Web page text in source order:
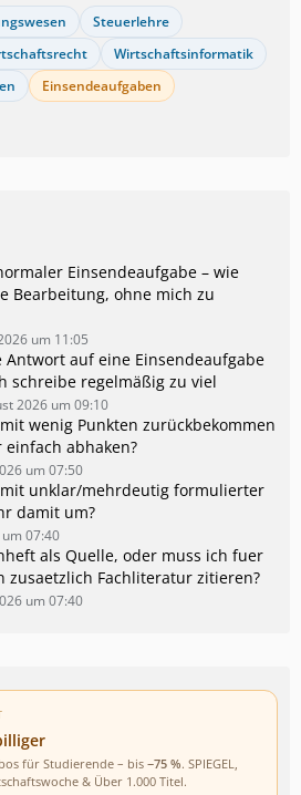
Steuerlehre
Wirtschaftsinformatik
Einsendeaufgaben
Einsendeaufgabe – wie
Bearbeitung, ohne mich zu
um 11:05
Antwort auf eine Einsendeaufgabe
schreibe regelmäßig zu viel
2026 um 09:10
wenig Punkten zurückbekommen
abhaken?
um 07:50
unklar/mehrdeutig formulierter
damit um?
um 07:40
als Quelle, oder muss ich fuer
zusaetzlich Fachliteratur zitieren?
um 07:40
für Studierende – bis −75 %. SPIEGEL,
& Über 1.000 Titel.